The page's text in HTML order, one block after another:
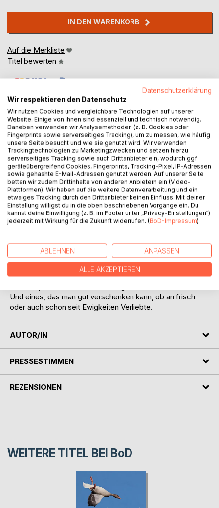
IN DEN WARENKORB
Auf die Merkliste
Titel bewerten
BESCHREIBUNG
Rosemarie Schrick beschreibt in ihren Gedichten die
ungeheure Vielfalt an Gefühlen und Gemütszuständen, in
die Liebende versetzt werden können. Mit feinem Gespür,
großer Phantasie und einem großartigen sprachlichen
Fundus hat sie eine lebendige und sehr berührende Lektüre
geschaffen: 27 Gedichte, die eine ebenso große Vielfalt
offenbaren wie die mit der Liebe verbundenen
Diese Vielfalt und Phantasie zeichnen auch ihre Fotografien
aus, die sie zu den jeweiligen Texten ausgesucht hat:
feines Gespür, viel Phantasie und nicht zuletzt ein
augenzwinkernder Humor.
Und eines, das man gut verschenken kann, ob an frisch
oder auch schon seit Ewigkeiten Verliebte.
AUTOR/IN
PRESSESTIMMEN
REZENSIONEN
WEITERE TITEL BEI BoD
Datenschutzerklärung
Wir respektieren den Datenschutz
Wir nutzen Cookies und vergleichbare Technologien auf unserer
Website. Einige von ihnen sind essenziell und technisch notwendig.
Daneben verwenden wir Analysemethoden (z. B. Cookies oder
Fingerprints sowie serverseitiges Tracking), um zu messen, wie häufig
unsere Seite besucht und wie sie genutzt wird. Wir verwenden
Trackingtechnologien zu Marketingzwecken und setzen hierzu
serverseitiges Tracking sowie auch Drittanbieter ein, wodurch ggf.
geräteübergreifend Cookies, Fingerprints, Tracking-Pixel, IP-Adressen
sowie gehashte E-Mail-Adressen genutzt werden. Auf unserer Seite
betten wir zudem Drittinhalte von anderen Anbietern ein (Video-
Plattformen). Wir haben auf die weitere Datenverarbeitung und ein
etwaiges Tracking durch den Drittanbieter keinen Einfluss. Mit deiner
Einstellung willigst du in die oben beschriebenen Vorgänge ein. Du
kannst deine Einwilligung (z. B. im Footer unter „Privacy-Einstellungen“)
jederzeit mit Wirkung für die Zukunft widerrufen. (BoD-Impressum)
ABLEHNEN ANPASSEN
ALLE AKZEPTIEREN